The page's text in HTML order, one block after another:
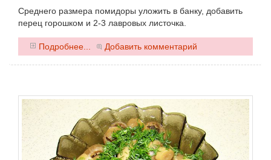
Среднего размера помидоры уложить в банку, добавить
перец горошком и 2-3 лавровых листочка.
Подробнее... Добавить комментарий